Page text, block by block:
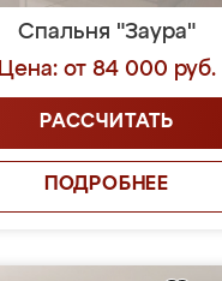
Спальня "Заура"
Цена: от 84 000 руб.
РАССЧИТАТЬ
ПОДРОБНЕЕ